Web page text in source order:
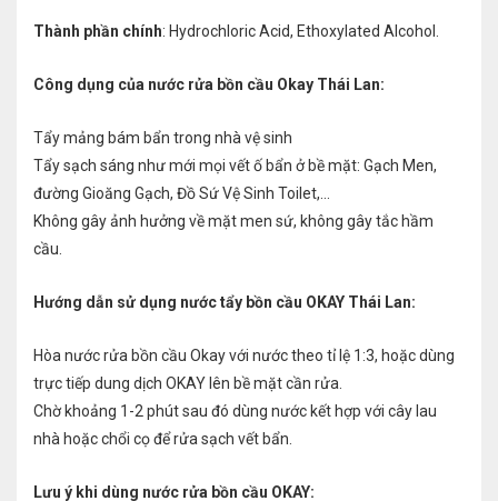
Thành phần chính: Hydrochloric Acid, Ethoxylated Alcohol.
Công dụng của nước rửa bồn cầu Okay Thái Lan:
Tẩy mảng bám bẩn trong nhà vệ sinh
Tẩy sạch sáng như mới mọi vết ố bẩn ở bề mặt: Gạch Men,
đường Gioăng Gạch, Đồ Sứ Vệ Sinh Toilet,…
Không gây ảnh hưởng về mặt men sứ, không gây tắc hầm
cầu.
Hướng dẫn sử dụng nước tẩy bồn cầu OKAY Thái Lan:
Hòa nước rửa bồn cầu Okay với nước theo tỉ lệ 1:3, hoặc dùng
trực tiếp dung dịch OKAY lên bề mặt cần rửa.
Chờ khoảng 1-2 phút sau đó dùng nước kết hợp với cây lau
nhà hoặc chổi cọ để rửa sạch vết bẩn.
Lưu ý khi dùng nước rửa bồn cầu OKAY: